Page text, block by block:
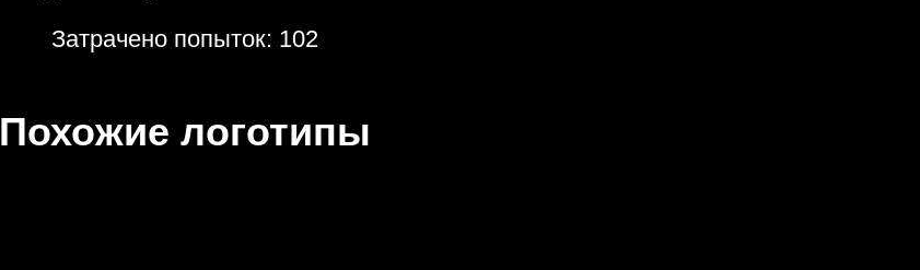
Затрачено попыток: 102
Похожие логотипы